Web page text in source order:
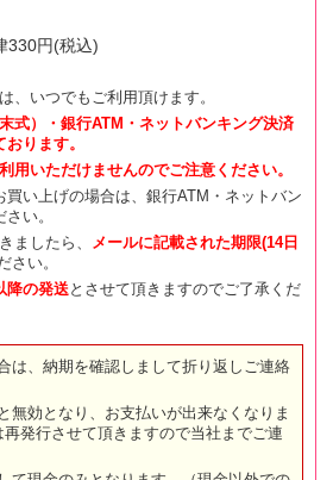
円(税込)
、いつでもご利用頂けます。
式）・銀行ATM・ネットバンキング決済
ります。
用いただけませんのでご注意ください。
買い上げの場合は、銀行ATM・ネットバン
い。
ましたら、 メールに記載された期限(14日
さい。
降の発送とさせて頂きますのでご了承くだ
は、納期を確認しまして折り返しご連絡
無効となり、お支払いが出来なくなりま
発行させて頂きますので当社までご連